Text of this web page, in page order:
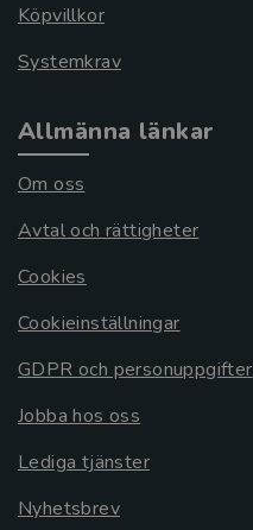
Köpvillkor
Systemkrav
Allmänna länkar
Om oss
Avtal och rättigheter
Cookies
Cookieinställningar
GDPR och personuppgifter
Jobba hos oss
Lediga tjänster
Nyhetsbrev